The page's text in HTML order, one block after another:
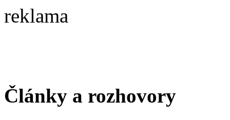
reklama
Články a rozhovory